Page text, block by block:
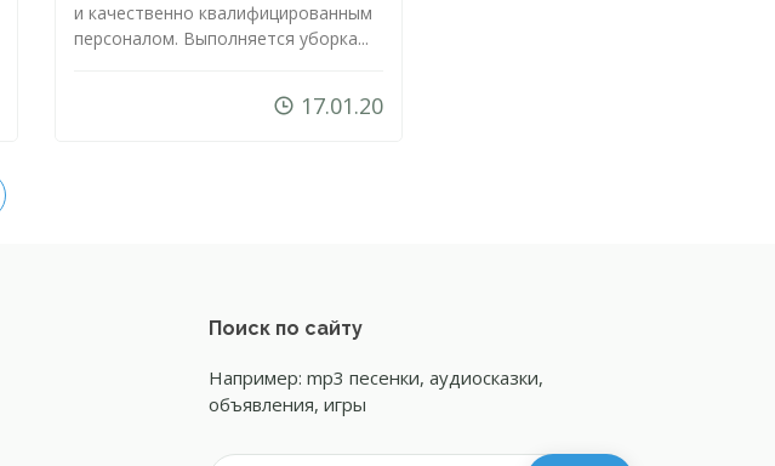
и качественно квалифицированным
персоналом. Выполняется уборка...
17.01.20
Поиск по сайту
Например: mp3 песенки, аудиосказки,
объявления, игры